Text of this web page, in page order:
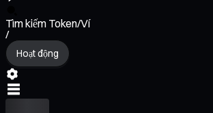
Tìm kiếm Token/Ví
/
Hoạt động